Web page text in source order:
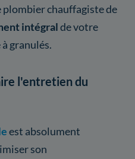
plombier chauffagiste de
intégralde votre
granulés.
l'entretien du
est absolument
son